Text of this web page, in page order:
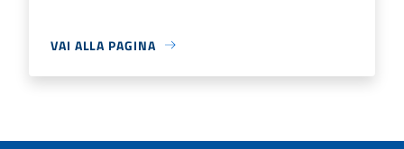
VAI ALLA PAGINA